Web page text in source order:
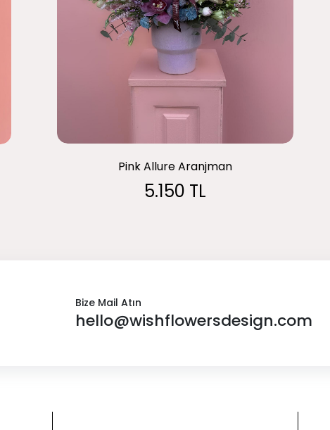
Pink Allure Aranjman
5.150 TL
Bize Mail Atın
hello@wishflowersdesign.com